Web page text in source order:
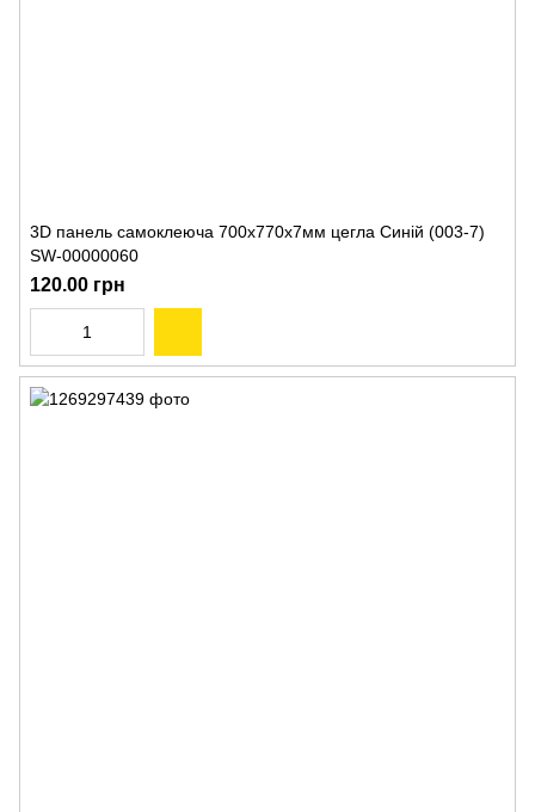
3D панель самоклеюча 700х770х7мм цегла Синій (003-7)
SW-00000060
120.00 грн